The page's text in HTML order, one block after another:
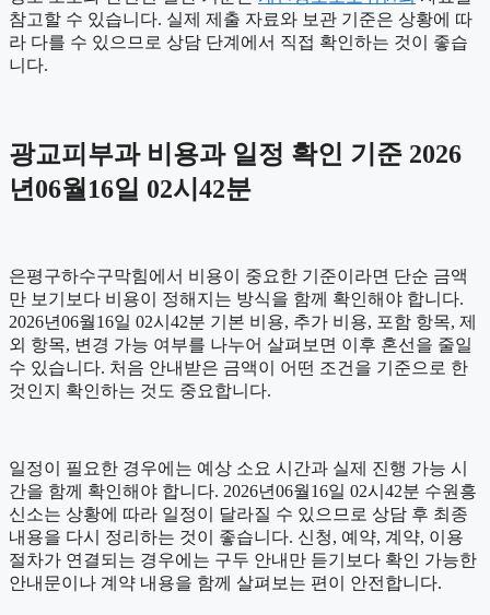
참고할 수 있습니다. 실제 제출 자료와 보관 기준은 상황에 따
라 다를 수 있으므로 상담 단계에서 직접 확인하는 것이 좋습
니다.
광교피부과 비용과 일정 확인 기준 2026
년06월16일 02시42분
은평구하수구막힘에서 비용이 중요한 기준이라면 단순 금액
만 보기보다 비용이 정해지는 방식을 함께 확인해야 합니다.
2026년06월16일 02시42분 기본 비용, 추가 비용, 포함 항목, 제
외 항목, 변경 가능 여부를 나누어 살펴보면 이후 혼선을 줄일
수 있습니다. 처음 안내받은 금액이 어떤 조건을 기준으로 한
것인지 확인하는 것도 중요합니다.
일정이 필요한 경우에는 예상 소요 시간과 실제 진행 가능 시
간을 함께 확인해야 합니다. 2026년06월16일 02시42분 수원흥
신소는 상황에 따라 일정이 달라질 수 있으므로 상담 후 최종
내용을 다시 정리하는 것이 좋습니다. 신청, 예약, 계약, 이용
절차가 연결되는 경우에는 구두 안내만 듣기보다 확인 가능한
안내문이나 계약 내용을 함께 살펴보는 편이 안전합니다.